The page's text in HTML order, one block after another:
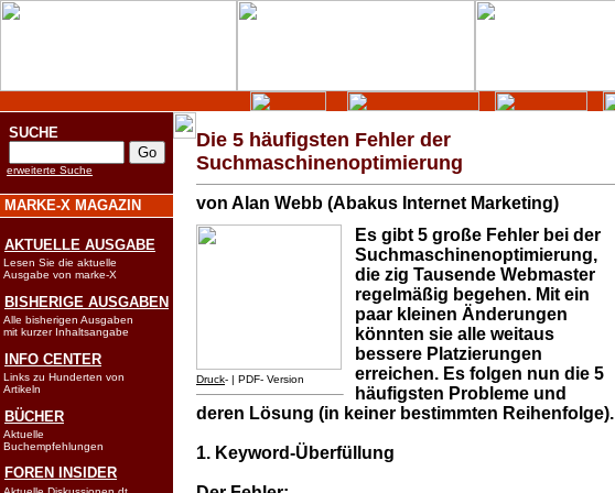
SUCHE
erweiterte Suche
Die 5 häufigsten Fehler der
Suchmaschinenoptimierung
von Alan Webb (Abakus Internet Marketing)
Druck- | PDF- Version
Es gibt 5 große Fehler bei der
Suchmaschinenoptimierung,
die zig Tausende Webmaster
regelmäßig begehen. Mit ein
paar kleinen Änderungen
könnten sie alle weitaus
bessere Platzierungen
erreichen. Es folgen nun die 5
häufigsten Probleme und
deren Lösung (in keiner bestimmten Reihenfolge).
1. Keyword-Überfüllung
MARKE-X MAGAZIN
AKTUELLE AUSGABE
Lesen Sie die aktuelle
Ausgabe von marke-X
BISHERIGE AUSGABEN
Alle bisherigen Ausgaben
mit kurzer Inhaltsangabe
INFO CENTER
Links zu Hunderten von
Artikeln
BÜCHER
Aktuelle
Buchempfehlungen
FOREN INSIDER